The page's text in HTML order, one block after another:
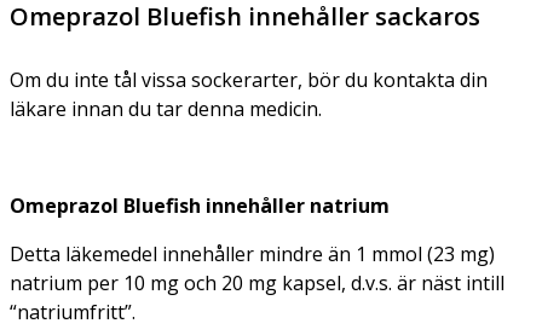
Omeprazol Bluefish innehåller sackaros
Om du inte tål vissa sockerarter, bör du kontakta din
läkare innan du tar denna medicin.
Omeprazol Bluefish innehåller natrium
Detta läkemedel innehåller mindre än 1 mmol (23 mg)
natrium per 10 mg och 20 mg kapsel, d.v.s. är näst intill
“natriumfritt”.